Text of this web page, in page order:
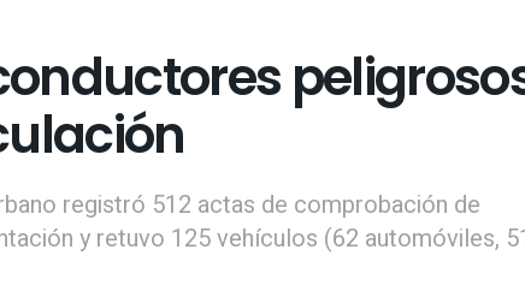
registró 512 actas de comprobación de
y retuvo 125 vehículos (62 automóviles,